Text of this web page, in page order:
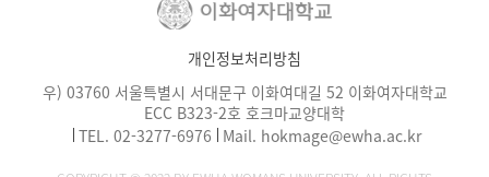
개인정보처리방침
우) 03760 서울특별시 서대문구 이화여대길 52 이화여자대학교
ECC B323-2호 호크마교양대학
TEL. 02-3277-6976 Mail. hokmage@ewha.ac.kr